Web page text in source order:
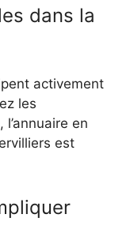
dans la
activement
les
en
est